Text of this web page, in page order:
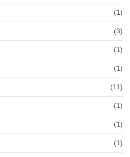
(1)
(3)
(1)
(1)
(11)
(1)
(1)
(1)